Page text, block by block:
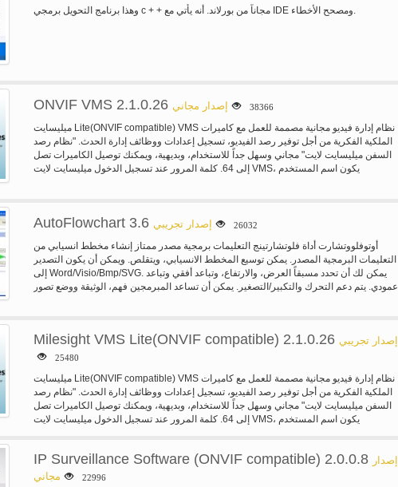
وهذا برنامج التحويل برمجي c + + مجاناً من بورلاند. أنه يأتي مع IDE ومصحح الأخطاء.
ONVIF VMS 2.1.0.26 إصدار مجاني 38366
ميليسايت Lite(ONVIF compatible) VMS نظام إدارة فيديو مجانية مصممة للعمل مع كاميرات
الملكية الفكرية من أجل توفير رصد الفيديو، تسجيل إعدادات ووظائف إدارة الحدث. "نظام رصد
السفن ميليسايت لايت" مجاني وسهل جداً للاستخدام، وبديهية، ويمكنك توصيل الكاميرات تصل
إلى 64. كلمة المرور عند تسجيل الدخول ميليسايت لايت VMS، يكون اسم المستخدم
AutoFlowchart 3.6 إصدار تجريبي 26032
أوتوفلووتشارت أداة فلوتشارتينج التعليمات برمجية مصدر ممتاز إنشاء مخطط انسيابي من
التعليمات البرمجية المصدر. يمكن توسيع المخطط الانسيابي، ويتقلص. ويمكن أن يكون التصدير
إلى Word/Visio/Bmp/SVG. يمكن لك أن تحدد مسبقاً العرض، والارتفاع، وتباعد أفقي وتباعد
عمودي. يتم دعم التحرك والتكبير/التصغير. يمكن أن تساعد المبرمجين فهم، الوثيقة ووضع تصور
Milesight VMS Lite(ONVIF compatible) 2.1.0.26 إصدار تجريبي
25480
ميليسايت Lite(ONVIF compatible) VMS نظام إدارة فيديو مجانية مصممة للعمل مع كاميرات
الملكية الفكرية من أجل توفير رصد الفيديو، تسجيل إعدادات ووظائف إدارة الحدث. "نظام رصد
السفن ميليسايت لايت" مجاني وسهل جداً للاستخدام، وبديهية، ويمكنك توصيل الكاميرات تصل
إلى 64. كلمة المرور عند تسجيل الدخول ميليسايت لايت VMS، يكون اسم المستخدم
IP Surveillance Software (ONVIF compatible) 2.0.0.8
إصدار
مجاني
22996